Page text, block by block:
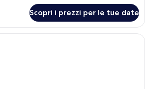
Scopri i prezzi per le tue date